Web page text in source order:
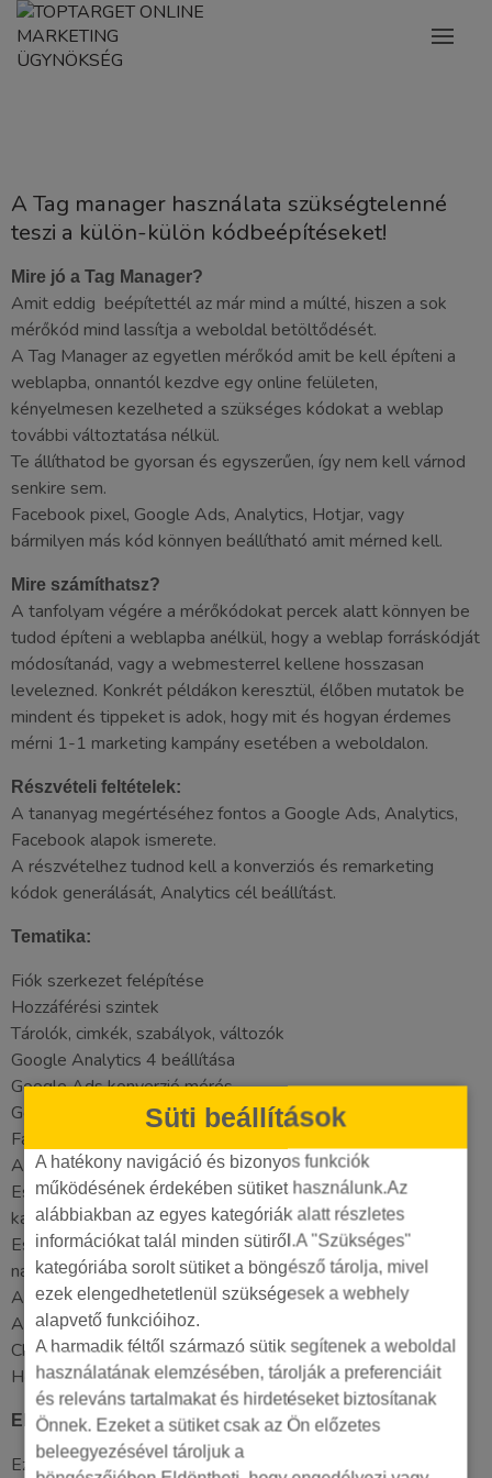
Süti beállítások
A hatékony navigáció és bizonyos funkciók
működésének érdekében sütiket használunk.Az
alábbiakban az egyes kategóriák alatt részletes
információkat talál minden sütiről.A "Szükséges"
kategóriába sorolt sütiket a böngésző tárolja, mivel
ezek elengedhetetlenül szükségesek a webhely
alapvető funkcióihoz.
A harmadik féltől származó sütik segítenek a weboldal
használatának elemzésében, tárolják a preferenciáit
és releváns tartalmakat és hirdetéseket biztosítanak
Önnek. Ezeket a sütiket csak az Ön előzetes
beleegyezésével tároljuk a
A Tag manager használata szükségtelenné
teszi a külön-külön kódbeépítéseket!
Mire jó a Tag Manager?
Amit eddig beépítettél az már mind a múlté, hiszen a sok
mérőkód mind lassítja a weboldal betöltődését.
A Tag Manager az egyetlen mérőkód amit be kell építeni a
weblapba, onnantól kezdve egy online felületen,
kényelmesen kezelheted a szükséges kódokat a weblap
további változtatása nélkül.
Te állíthatod be gyorsan és egyszerűen, így nem kell várnod
senkire sem.
Facebook pixel, Google Ads, Analytics, Hotjar, vagy
bármilyen más kód könnyen beállítható amit mérned kell.
Mire számíthatsz?
A tanfolyam végére a mérőkódokat percek alatt könnyen be
tudod építeni a weblapba anélkül, hogy a weblap forráskódját
módosítanád, vagy a webmesterrel kellene hosszasan
levelezned. Konkrét példákon keresztül, élőben mutatok be
mindent és tippeket is adok, hogy mit és hogyan érdemes
mérni 1-1 marketing kampány esetében a weboldalon.
Részvételi feltételek:
A tananyag megértéséhez fontos a Google Ads, Analytics,
Facebook alapok ismerete.
A részvételhez tudnod kell a konverziós és remarketing
kódok generálását, Analytics cél beállítást.
Tematika:
Fiók szerkezet felépítése
Hozzáférési szintek
Tárolók, cimkék, szabályok, változók
Google Analytics 4 beállítása
Google Ads konverzió mérés
Google Ads remarketing kód
Facebook alap pixel
Analytics E-commerce (GA 4 )
Események mérése: telefonszámra kattintás, email címre
kattintás
Események elküldése Google Analytics-nek és Facebook-
nak
AJAX-os űrlapok mérése
A hibakeresés alapjai
Chat beépítése Tag Manageren keresztül
Hőtérkép szoftver beépítése Tag Manageren keresztül
Előnyök:
Ez nem egy hagyományos oktatás, mindenki a saját tag